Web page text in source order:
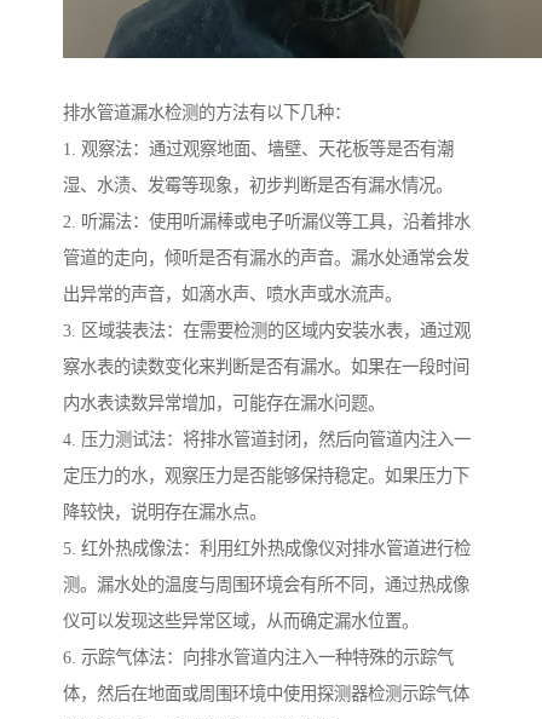
排水管道漏水检测的方法有以下几种：
1. 观察法：通过观察地面、墙壁、天花板等是否有潮
湿、水渍、发霉等现象，初步判断是否有漏水情况。
2. 听漏法：使用听漏棒或电子听漏仪等工具，沿着排水
管道的走向，倾听是否有漏水的声音。漏水处通常会发
出异常的声音，如滴水声、喷水声或水流声。
3. 区域装表法：在需要检测的区域内安装水表，通过观
察水表的读数变化来判断是否有漏水。如果在一段时间
内水表读数异常增加，可能存在漏水问题。
4. 压力测试法：将排水管道封闭，然后向管道内注入一
定压力的水，观察压力是否能够保持稳定。如果压力下
降较快，说明存在漏水点。
5. 红外热成像法：利用红外热成像仪对排水管道进行检
测。漏水处的温度与周围环境会有所不同，通过热成像
仪可以发现这些异常区域，从而确定漏水位置。
6. 示踪气体法：向排水管道内注入一种特殊的示踪气
体，然后在地面或周围环境中使用探测器检测示踪气体